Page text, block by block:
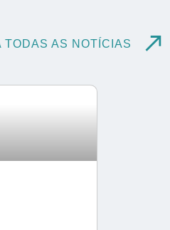
TODAS AS NOTÍCIAS